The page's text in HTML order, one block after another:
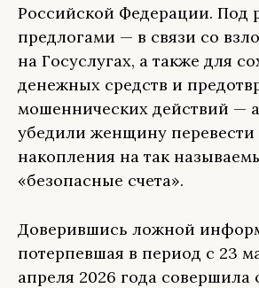
Российской Федерации. Под
предлогами — в связи со
на Госуслугах, а также для
денежных средств и
мошеннических действий —
убедили женщину
накопления на так
«безопасные счета».
Доверившись ложной
потерпевшая в период с 23
апреля 2026 года совершила